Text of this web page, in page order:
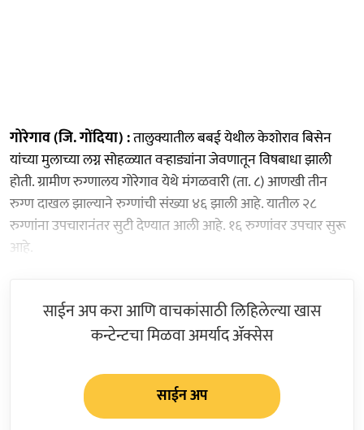
गोरेगाव (जि. गोंदिया) :तालुक्यातील बबई येथील केशोराव बिसेन
यांच्या मुलाच्या लग्न सोहळ्यात वऱ्हाड्यांना जेवणातून विषबाधा झाली
होती. ग्रामीण रुग्णालय गोरेगाव येथे मंगळवारी (ता. ८) आणखी तीन
रुग्ण दाखल झाल्याने रुग्णांची संख्या ४६ झाली आहे. यातील २८
रुग्णांना उपचारानंतर सुटी देण्यात आली आहे. १६ रुग्णांवर उपचार सुरू
आहे.
साईन अप करा आणि वाचकांसाठी लिहिलेल्या खास
कन्टेन्टचा मिळवा अमर्याद ॲक्सेस
साईन अप